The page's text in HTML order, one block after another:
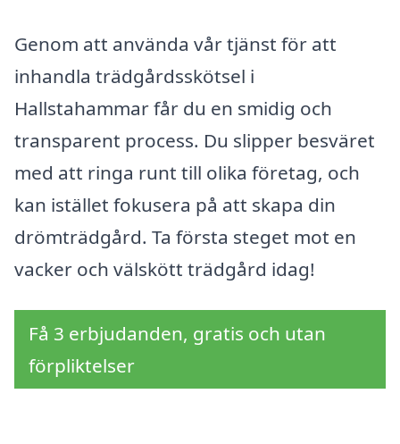
Genom att använda vår tjänst för att
inhandla trädgårdsskötsel i
Hallstahammar får du en smidig och
transparent process. Du slipper besväret
med att ringa runt till olika företag, och
kan istället fokusera på att skapa din
drömträdgård. Ta första steget mot en
vacker och välskött trädgård idag!
Få 3 erbjudanden, gratis och utan
förpliktelser